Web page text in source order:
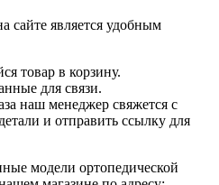
сайте является удобным
товар в корзину.
для связи.
наш менеджер свяжется с
и отправить ссылку для
модели ортопедической